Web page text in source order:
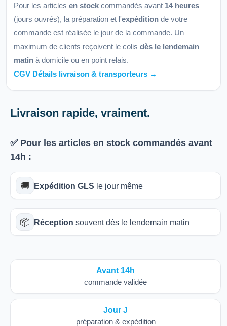
Pour les articles en stock commandés avant 14 heures
(jours ouvrés), la préparation et l'expédition de votre
commande est réalisée le jour de la commande. Un
maximum de clients reçoivent le colis dès le lendemain
matin à domicile ou en point relais.
CGV Détails livraison & transporteurs →
Livraison rapide, vraiment.
✅ Pour les articles en stock commandés avant
14h :
🚚 Expédition GLS le jour même
📦 Réception souvent dès le lendemain matin
Avant 14h
commande validée
Jour J
préparation & expédition